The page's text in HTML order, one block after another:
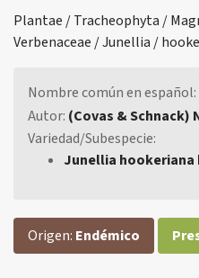
Plantae / Tracheophyta /
Verbenaceae / Junellia /
Nombre común en español:
Autor: (Covas & Schnack)
Variedad/Subespecie:
Junellia hookeriana
Origen: Endémico